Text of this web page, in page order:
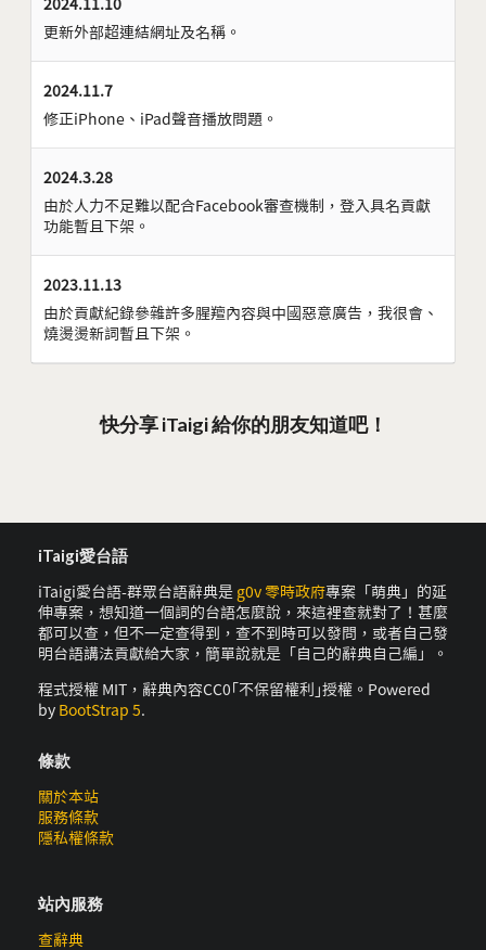
更新外部超連結網址及名稱。
2024.11.7
修正iPhone、iPad聲音播放問題。
2024.3.28
由於人力不足難以配合Facebook審查機制，登入具名貢獻
功能暫且下架。
2023.11.13
由於貢獻紀錄參雜許多腥羶內容與中國惡意廣告，我很會、
燒燙燙新詞暫且下架。
快分享 iTaigi 給你的朋友知道吧！
iTaigi愛台語
iTaigi愛台語-群眾台語辭典是 g0v 零時政府專案「萌典」的延
伸專案，想知道一個詞的台語怎麼說，來這裡查就對了！甚麼
都可以查，但不一定查得到，查不到時可以發問，或者自己發
明台語講法貢獻給大家，簡單說就是「自己的辭典自己編」。
程式授權 MIT，辭典內容CC0｢不保留權利｣授權。Powered
by BootStrap 5.
條款
關於本站
服務條款
隱私權條款
站內服務
查辭典